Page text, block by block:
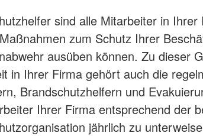
sind alle Mitarbeiter in
zum Schutz Ihrer
ausüben können. Zu dieser
in Ihrer Firma gehört auch die
Brandschutzhelfern und
Ihrer Firma entsprechend der
jährlich zu